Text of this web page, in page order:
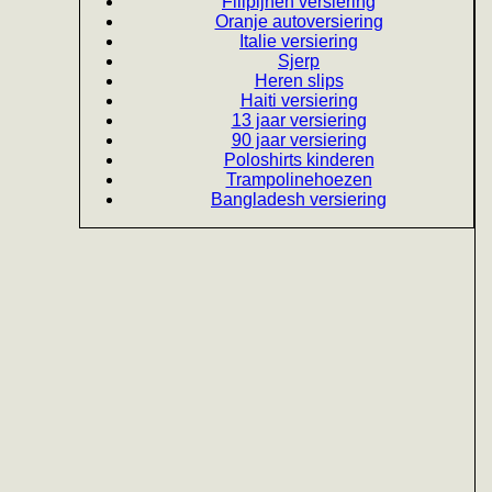
Oranje autoversiering
Italie versiering
Sjerp
Heren slips
Haiti versiering
13 jaar versiering
90 jaar versiering
Poloshirts kinderen
Trampolinehoezen
Bangladesh versiering